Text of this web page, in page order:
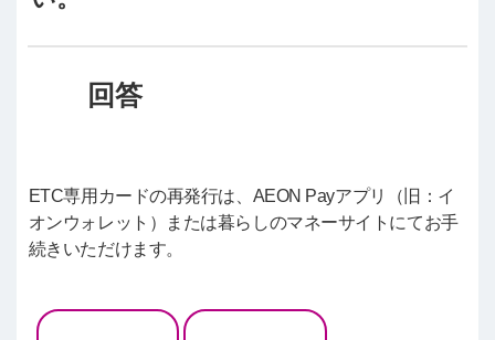
ETC専用カードの再発行は、AEON Payアプリ（旧：イ
オンウォレット）または暮らしのマネーサイトにてお手
続きいただけます。